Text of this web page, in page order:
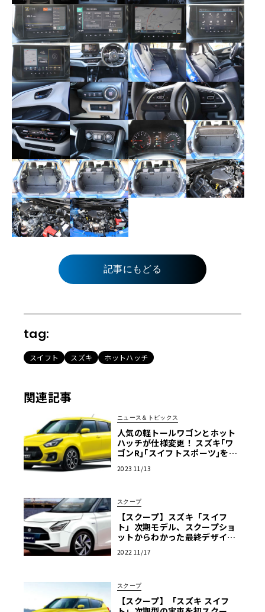
記事にもどる
tag:
スイフト スズキ ホットハッチ
関連記事
ニュース＆トピックス
人気の軽トールワゴンとホット
ハッチが仕様変更！ スズキ｢ワ
ゴンR｣｢スイフトスポーツ｣を一
2023 11/13
スクープ
【スクープ】スズキ「スイフ
ト」次期モデル、スクープショ
ットからわかった最終デザイン
2022 11/17
スクープ
【スクープ】「スズキ スイフ